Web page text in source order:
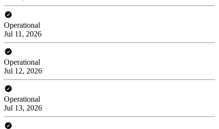
Operational
Jul 11, 2026
Operational
Jul 12, 2026
Operational
Jul 13, 2026